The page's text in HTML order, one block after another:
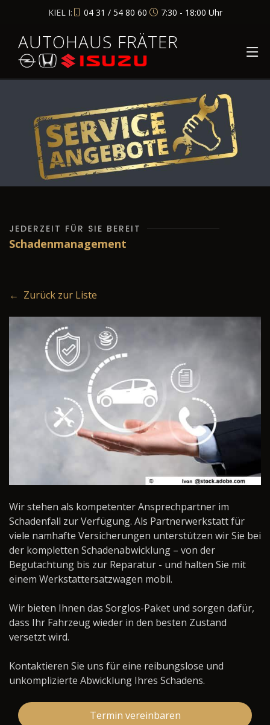
KIEL I: 04 31 / 54 80 60 7:30 - 18:00 Uhr
AUTOHAUS FRÄTER
JEDERZEIT FÜR SIE BEREIT
Schadenmanagement
← Zurück zur Liste
Wir stehen als kompetenter Ansprechpartner im
Schadenfall zur Verfügung. Als Partnerwerkstatt für
viele namhafte Versicherungen unterstützen wir Sie bei
der kompletten Schadenabwicklung – von der
Begutachtung bis zur Reparatur - und halten Sie mit
einem Werkstattersatzwagen mobil.
Wir bieten Ihnen das Sorglos-Paket und sorgen dafür,
dass Ihr Fahrzeug wieder in den besten Zustand
versetzt wird.
Kontaktieren Sie uns für eine reibungslose und
unkomplizierte Abwicklung Ihres Schadens.
Termin vereinbaren